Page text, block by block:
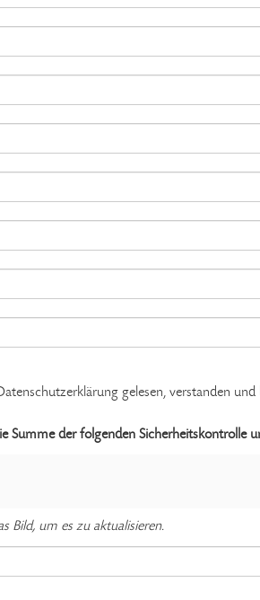
gelesen, verstanden
Summe der folgenden Sicherheitskontrolle
Bild, um es zu aktualisieren.